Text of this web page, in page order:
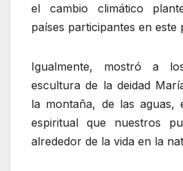
el cambio climático
países participantes en este
Igualmente, mostró a
escultura de la deidad
la montaña, de las aguas,
espiritual que nuestros
alrededor de la vida en la